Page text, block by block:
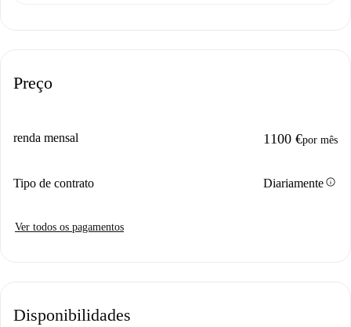
Preço
renda mensal 1100 €por mês
Tipo de contrato Diariamenteinfo
Ver todos os pagamentos
Disponibilidades